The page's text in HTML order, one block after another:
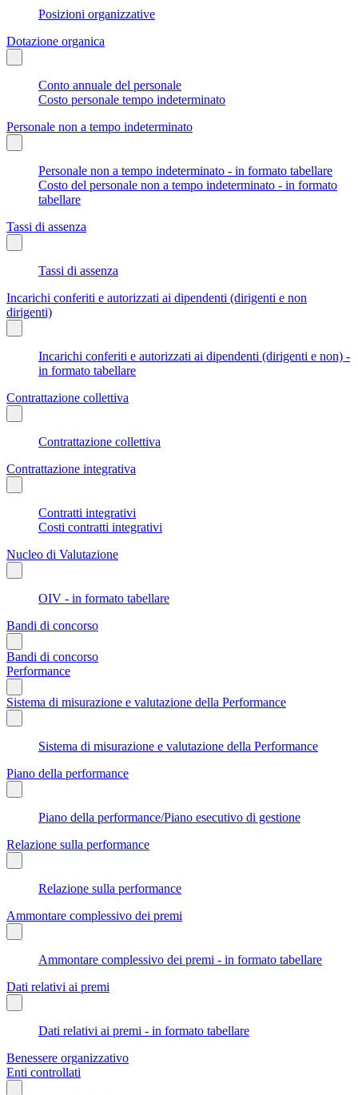
Posizioni organizzative
Dotazione organica
Conto annuale del personale
Costo personale tempo indeterminato
Personale non a tempo indeterminato
Personale non a tempo indeterminato - in formato tabellare
Costo del personale non a tempo indeterminato - in formato
tabellare
Tassi di assenza
Tassi di assenza
Incarichi conferiti e autorizzati ai dipendenti (dirigenti e non
dirigenti)
Incarichi conferiti e autorizzati ai dipendenti (dirigenti e non) -
in formato tabellare
Contrattazione collettiva
Contrattazione collettiva
Contrattazione integrativa
Contratti integrativi
Costi contratti integrativi
Nucleo di Valutazione
OIV - in formato tabellare
Bandi di concorso
Bandi di concorso
Performance
Sistema di misurazione e valutazione della Performance
Sistema di misurazione e valutazione della Performance
Piano della performance
Piano della performance/Piano esecutivo di gestione
Relazione sulla performance
Relazione sulla performance
Ammontare complessivo dei premi
Ammontare complessivo dei premi - in formato tabellare
Dati relativi ai premi
Dati relativi ai premi - in formato tabellare
Benessere organizzativo
Enti controllati